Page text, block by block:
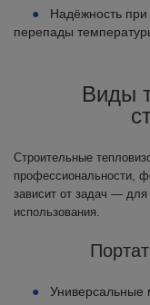
Надёжность при
перепады
Виды
Строительные
профессиональности,
зависит от задач —
использования.
Универсальные